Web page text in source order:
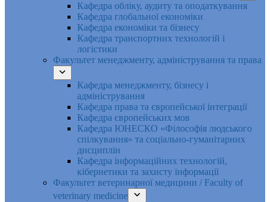
Кафедра обліку, аудиту та оподаткування
Кафедра глобальної економіки
Кафедра економіки та бізнесу
Кафедра транспортних технологій і
логістики
Факультет менеджменту, адміністрування та права
Кафедра менеджменту, бізнесу і
адміністрування
Кафедра права та європейської інтеграції
Кафедра європейських мов
Кафедра ЮНЕСКО «Філософія людського
спілкування» та соціально-гуманітарних
дисциплін
Кафедра інформаційних технологій,
кібернетики та захисту інформації
Факультет ветеринарної медицини / Faculty of
veterinary medicine